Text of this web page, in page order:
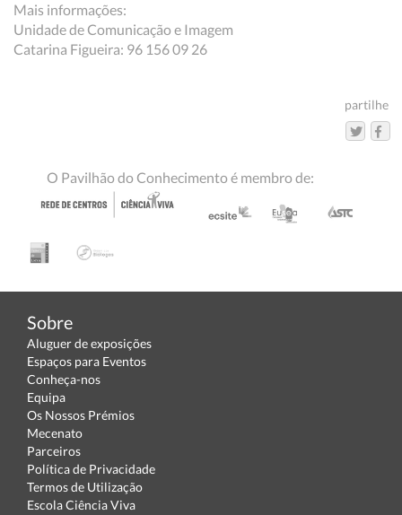
Mais informações:
Unidade de Comunicação e Imagem
Catarina Figueira: 96 156 09 26
partilhe
O Pavilhão do Conhecimento é membro de:
Sobre
Aluguer de exposições
Espaços para Eventos
Conheça-nos
Equipa
Os Nossos Prémios
Mecenato
Parceiros
Política de Privacidade
Termos de Utilização
Escola Ciência Viva